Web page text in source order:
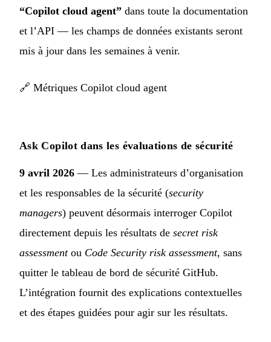
“Copilot cloud agent” dans toute la documentation
et l’API — les champs de données existants seront
mis à jour dans les semaines à venir.
🔗 Métriques Copilot cloud agent
Ask Copilot dans les évaluations de sécurité
9 avril 2026 — Les administrateurs d’organisation
et les responsables de la sécurité (security
managers) peuvent désormais interroger Copilot
directement depuis les résultats de secret risk
assessmentou Code Security risk assessment, sans
quitter le tableau de bord de sécurité GitHub.
L’intégration fournit des explications contextuelles
et des étapes guidées pour agir sur les résultats.